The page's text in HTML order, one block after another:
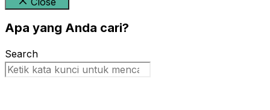
Apa yang Anda cari?
Search